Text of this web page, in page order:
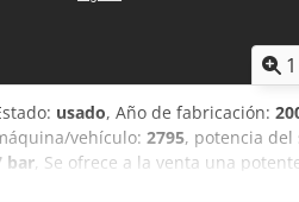
1
usado, Año de fabricación:
vehículo: 2795, potencia del
bar, Se ofrece a la venta una
módulo de automatización JAM TC